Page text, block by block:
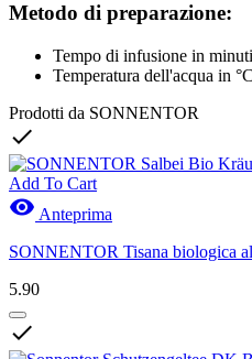
Metodo di preparazione:
Tempo di infusione in
Temperatura dell'acqua in
Prodotti da SONNENTOR

Add To Cart
 Anteprima
SONNENTOR Tisana biologica
5.90
